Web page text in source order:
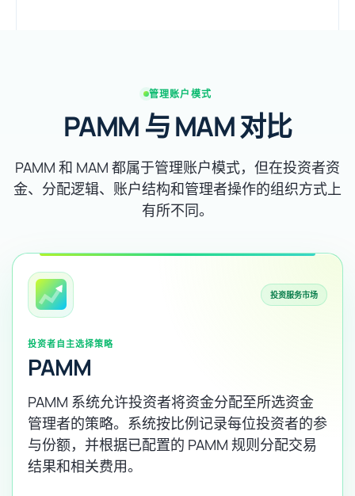
管理账户模式
PAMM 与 MAM 对比
PAMM 和 MAM 都属于管理账户模式，但在投资者资
金、分配逻辑、账户结构和管理者操作的组织方式上
有所不同。
投资服务市场
投资者自主选择策略
PAMM
PAMM 系统允许投资者将资金分配至所选资金
管理者的策略。系统按比例记录每位投资者的参
与份额，并根据已配置的 PAMM 规则分配交易
结果和相关费用。